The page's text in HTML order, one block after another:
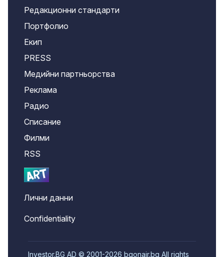
Редакционни стандарти
Портфолио
Екип
PRESS
Медийни партньорства
Реклама
Радио
Списание
Филми
RSS
Лични данни
Confidentiality
Investor.BG AD © 2001-2026 bgonair.bg All rights